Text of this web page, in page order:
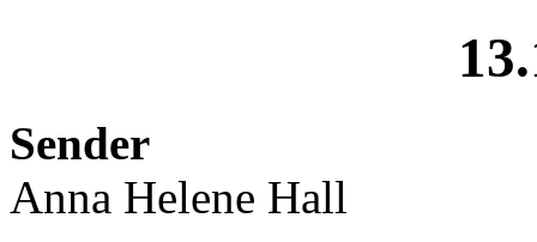
Sender
Anna Helene Hall